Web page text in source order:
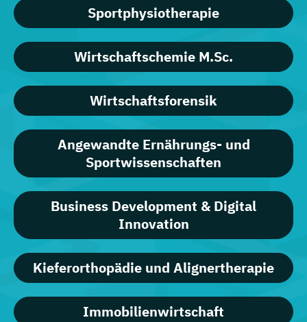
Sportphysiotherapie
Wirtschaftschemie M.Sc.
Wirtschaftsforensik
Angewandte Ernährungs- und
Sportwissenschaften
Business Development & Digital
Innovation
Kieferorthopädie und Alignertherapie
Immobilienwirtschaft